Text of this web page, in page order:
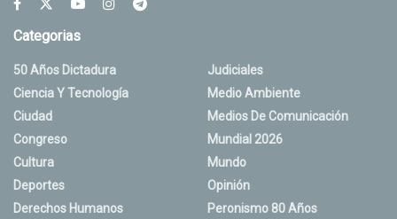
Categorias
50 Años Dictadura
Ciencia Y Tecnología
Ciudad
Congreso
Cultura
Deportes
Derechos Humanos
Judiciales
Medio Ambiente
Medios De Comunicación
Mundial 2026
Mundo
Opinión
Peronismo 80 Años